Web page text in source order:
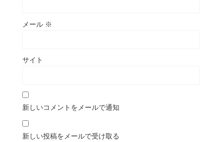
メール ※
サイト
新しいコメントをメールで通知
新しい投稿をメールで受け取る